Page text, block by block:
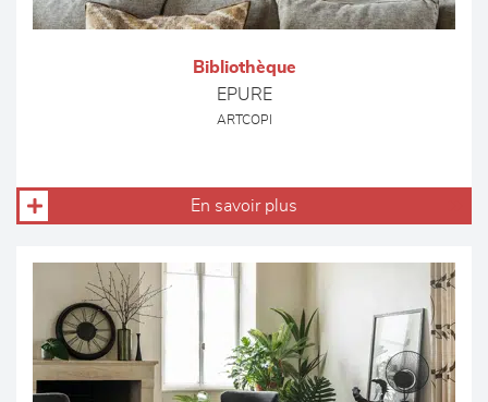
Bibliothèque
EPURE
ARTCOPI
En savoir plus